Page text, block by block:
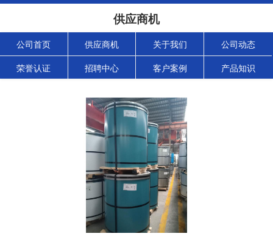
供应商机
公司首页 供应商机 关于我们 公司动态
荣誉认证 招聘中心 客户案例 产品知识